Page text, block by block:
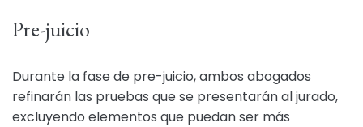
Pre-juicio
Durante la fase de pre-juicio, ambos abogados
refinarán las pruebas que se presentarán al jurado,
excluyendo elementos que puedan ser más